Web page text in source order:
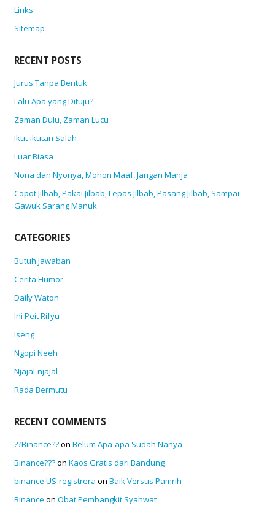
Links
Sitemap
RECENT POSTS
Jurus Tanpa Bentuk
Lalu Apa yang Dituju?
Zaman Dulu, Zaman Lucu
Ikut-ikutan Salah
Luar Biasa
Nona dan Nyonya, Mohon Maaf, Jangan Manja
Copot Jilbab, Pakai Jilbab, Lepas Jilbab, Pasang Jilbab, Sampai
Gawuk Sarang Manuk
CATEGORIES
Butuh Jawaban
Cerita Humor
Daily Waton
Ini Peit Rifyu
Iseng
Ngopi Neeh
Njajal-njajal
Rada Bermutu
RECENT COMMENTS
??Binance??on Belum Apa-apa Sudah Nanya
Binance???on Kaos Gratis dari Bandung
binance US-registrera on Baik Versus Pamrih
Binance on Obat Pembangkit Syahwat